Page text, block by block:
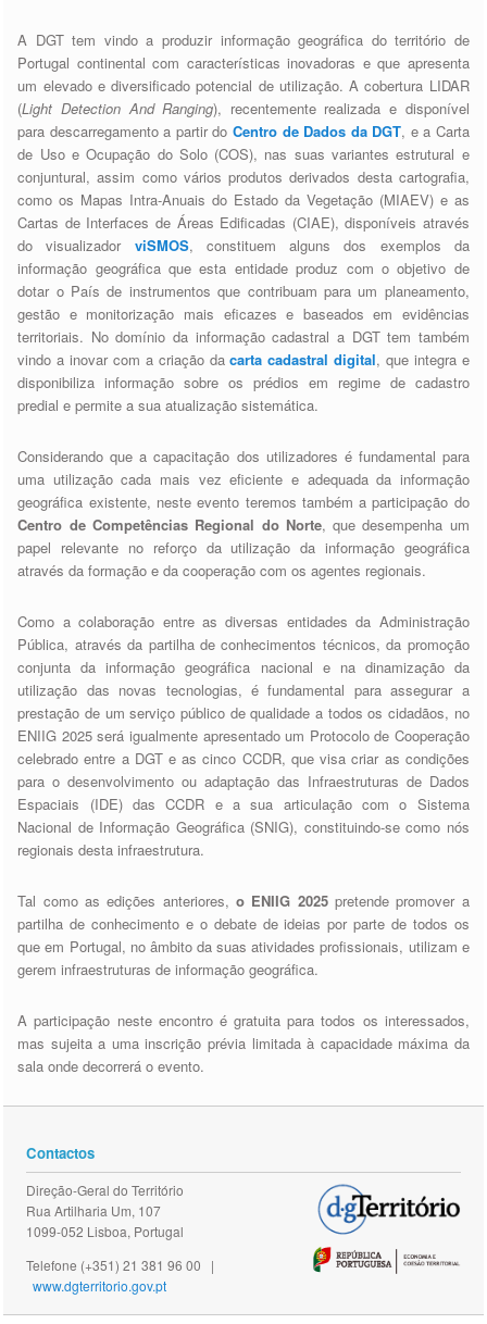
A DGT tem vindo a produzir informação geográfica do território de
Portugal continental com características inovadoras e que apresenta
um elevado e diversificado potencial de utilização. A cobertura LIDAR
(Light Detection And Ranging), recentemente realizada e disponível
para descarregamento a partir do Centro de Dados da DGT, e a Carta
de Uso e Ocupação do Solo (COS), nas suas variantes estrutural e
conjuntural, assim como vários produtos derivados desta cartografia,
como os Mapas Intra-Anuais do Estado da Vegetação (MIAEV) e as
Cartas de Interfaces de Áreas Edificadas (CIAE), disponíveis através
do visualizador viSMOS, constituem alguns dos exemplos da
informação geográfica que esta entidade produz com o objetivo de
dotar o País de instrumentos que contribuam para um planeamento,
gestão e monitorização mais eficazes e baseados em evidências
territoriais. No domínio da informação cadastral a DGT tem também
vindo a inovar com a criação dacarta cadastral digital, que integra e
disponibiliza informação sobre os prédios em regime de cadastro
predial e permite a sua atualização sistemática.
Considerando que a capacitação dos utilizadores é fundamental para
uma utilização cada mais vez eficiente e adequada da informação
geográfica existente, neste evento teremos também a participação do
Centro de Competências Regional do Norte, que desempenha um
papel relevante no reforço da utilização da informação geográfica
através da formação e da cooperação com os agentes regionais.
Como a colaboração entre as diversas entidades da Administração
Pública, através da partilha de conhecimentos técnicos, da promoção
conjunta da informação geográfica nacional e na dinamização da
utilização das novas tecnologias, é fundamental para assegurar a
prestação de um serviço público de qualidade a todos os cidadãos, no
ENIIG 2025 será igualmente apresentado um Protocolo de Cooperação
celebrado entre a DGT e as cinco CCDR, que visa criar as condições
para o desenvolvimento ou adaptação das Infraestruturas de Dados
Espaciais (IDE) das CCDR e a sua articulação com o Sistema
Nacional de Informação Geográfica (SNIG), constituindo-se como nós
regionais desta infraestrutura.
Tal como as edições anteriores, o ENIIG 2025pretende promover a
partilha de conhecimento e o debate de ideias por parte de todos os
que em Portugal, no âmbito da suas atividades profissionais, utilizam e
gerem infraestruturas de informação geográfica.
A participação neste encontro é gratuita para todos os interessados,
mas sujeita a uma inscrição prévia limitada à capacidade máxima da
sala onde decorrerá o evento.
Contactos
Direção-Geral do Território
Rua Artilharia Um, 107
1099-052 Lisboa, Portugal
Telefone (+351) 21 381 96 00 |
www.dgterritorio.gov.pt